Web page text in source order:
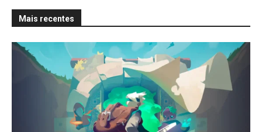
Mais recentes